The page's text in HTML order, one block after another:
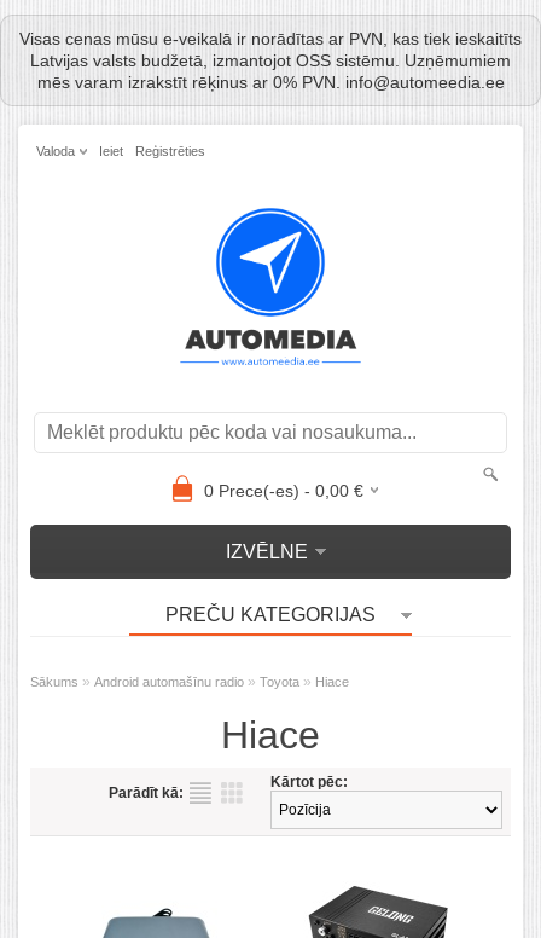
Visas cenas mūsu e-veikalā ir norādītas ar PVN, kas tiek ieskaitīts
Latvijas valsts budžetā, izmantojot OSS sistēmu. Uzņēmumiem
mēs varam izrakstīt rēķinus ar 0% PVN. info@automeedia.ee
Valoda Ieiet Reģistrēties
0 Prece(-es) - 0,00 €
IZVĒLNE
PREČU KATEGORIJAS
Sākums » Android automašīnu radio » Toyota » Hiace
Hiace
Kārtot pēc:
Parādīt kā: